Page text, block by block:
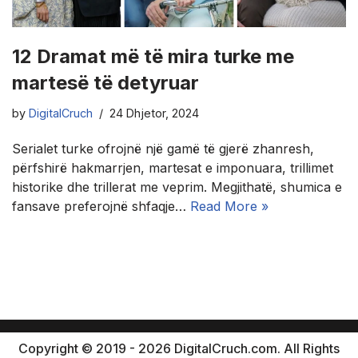
12 Dramat më të mira turke me
martesë të detyruar
by DigitalCruch 24 Dhjetor, 2024
Serialet turke ofrojnë një gamë të gjerë zhanresh,
përfshirë hakmarrjen, martesat e imponuara, trillimet
historike dhe trillerat me veprim. Megjithatë, shumica e
fansave preferojnë shfaqje… Read More »
Copyright © 2019 - 2026 DigitalCruch.com. All Rights